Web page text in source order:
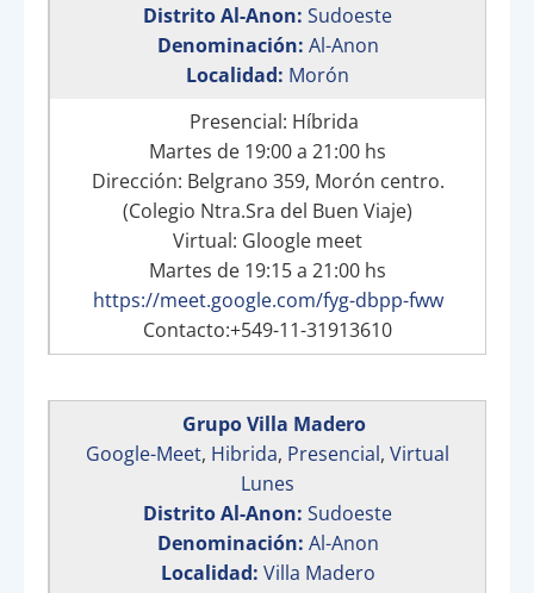
Distrito Al-Anon: Sudoeste
Denominación: Al-Anon
Localidad: Morón
Presencial: Híbrida
Martes de 19:00 a 21:00 hs
Dirección: Belgrano 359, Morón centro.
(Colegio Ntra.Sra del Buen Viaje)
Virtual: Gloogle meet
Martes de 19:15 a 21:00 hs
https://meet.google.com/fyg-dbpp-fww
Contacto:+549-11-31913610
Grupo Villa Madero
Google-Meet, Hibrida, Presencial, Virtual
Lunes
Distrito Al-Anon: Sudoeste
Denominación: Al-Anon
Localidad: Villa Madero